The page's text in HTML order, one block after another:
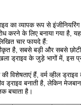
का व्यापक रूप से इंजीनियरिंग
करने के लिए बनाया गया है,
चार फायदे हैं:
है, सबसे बड़ी और सबसे
ड्राइव के जुड़े भागों में, इस
की विशेषताएं हैं, वर्म व्हील
ड्राइव बनाती है, लेकिन
बचाता है।